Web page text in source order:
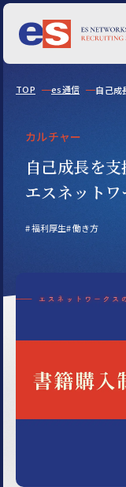
TOP es通信 自己成
カルチャー
自己成長を
エスネット
福利厚生 働き方